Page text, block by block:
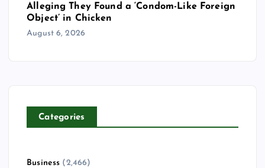
Alleging They Found a ‘Condom-Like Foreign
Object’ in Chicken
August 6, 2026
Categories
Business (2,466)